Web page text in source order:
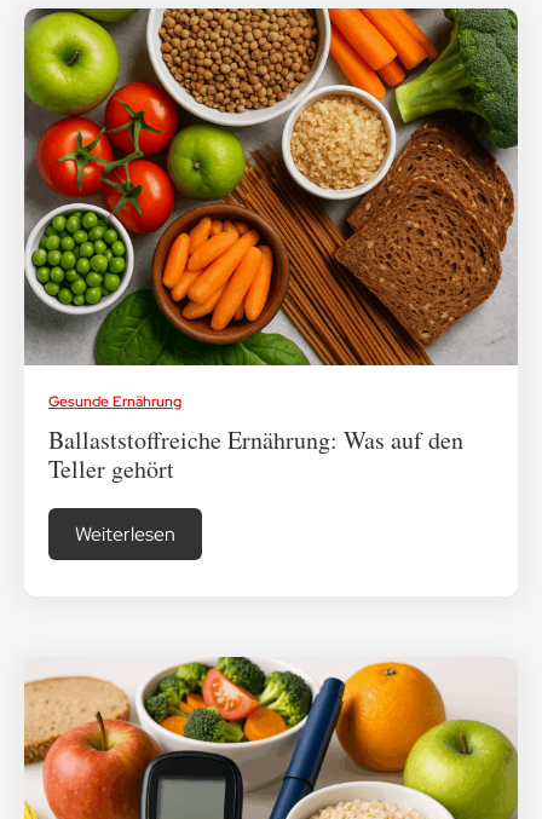
Gesunde Ernährung
Ballaststoffreiche Ernährung: Was auf den
Teller gehört
Weiterlesen